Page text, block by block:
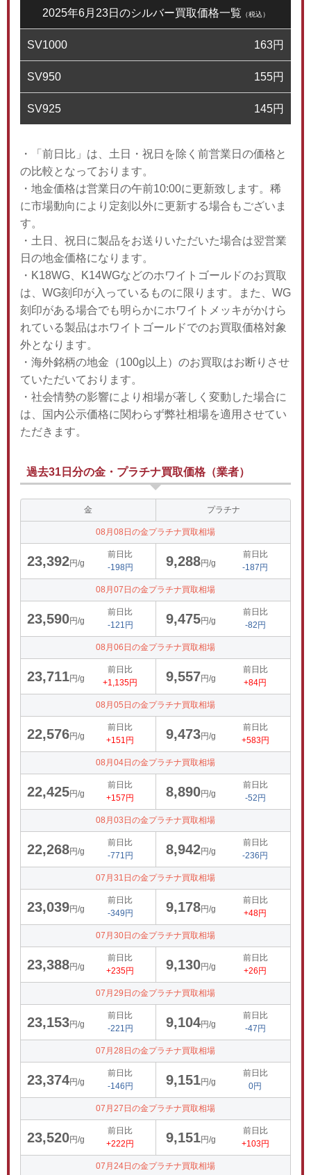
2025年6月23日のシルバー買取価格一覧 （税込）
SV1000 163円
SV950 155円
SV925 145円
・「前日比」は、土日・祝日を除く前営業日の価格と
の比較となっております。
・地金価格は営業日の午前10:00に更新致します。稀
に市場動向により定刻以外に更新する場合もございま
す。
・土日、祝日に製品をお送りいただいた場合は翌営業
日の地金価格になります。
・K18WG、K14WGなどのホワイトゴールドのお買取
は、WG刻印が入っているものに限ります。また、WG
刻印がある場合でも明らかにホワイトメッキがかけら
れている製品はホワイトゴールドでのお買取価格対象
外となります。
・海外銘柄の地金（100g以上）のお買取はお断りさせ
ていただいております。
・社会情勢の影響により相場が著しく変動した場合に
は、国内公示価格に関わらず弊社相場を適用させてい
ただきます。
過去31日分の金・プラチナ買取価格（業者）
金 プラチナ
08月08日の金プラチナ買取相場
23,392円/g
前日比
-198円
9,288円/g
前日比
-187円
08月07日の金プラチナ買取相場
23,590円/g
前日比
-121円
9,475円/g
前日比
-82円
08月06日の金プラチナ買取相場
23,711円/g
前日比
+1,135円
9,557円/g
前日比
+84円
08月05日の金プラチナ買取相場
22,576円/g
前日比
+151円
9,473円/g
前日比
+583円
08月04日の金プラチナ買取相場
22,425円/g
前日比
+157円
8,890円/g
前日比
-52円
08月03日の金プラチナ買取相場
22,268円/g
前日比
-771円
8,942円/g
前日比
-236円
07月31日の金プラチナ買取相場
23,039円/g
前日比
-349円
9,178円/g
前日比
+48円
07月30日の金プラチナ買取相場
23,388円/g
前日比
+235円
9,130円/g
前日比
+26円
07月29日の金プラチナ買取相場
23,153円/g
前日比
-221円
9,104円/g
前日比
-47円
07月28日の金プラチナ買取相場
23,374円/g
前日比
-146円
9,151円/g
前日比
0円
07月27日の金プラチナ買取相場
23,520円/g
前日比
+222円
9,151円/g
前日比
+103円
07月24日の金プラチナ買取相場